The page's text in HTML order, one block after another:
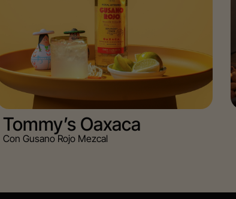
Tommy’s Oaxaca
Con Gusano Rojo Mezcal